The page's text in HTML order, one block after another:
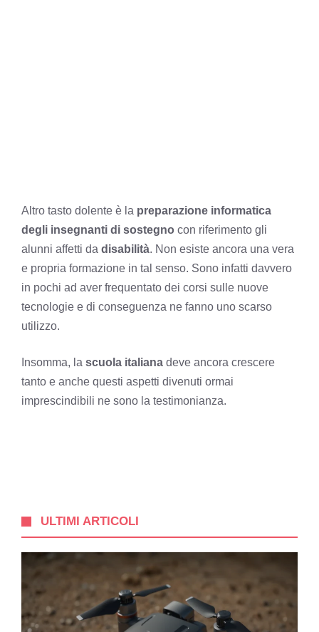
Altro tasto dolente è la preparazione informatica
degli insegnanti di sostegno con riferimento gli
alunni affetti da disabilità. Non esiste ancora una vera
e propria formazione in tal senso. Sono infatti davvero
in pochi ad aver frequentato dei corsi sulle nuove
tecnologie e di conseguenza ne fanno uno scarso
utilizzo.
Insomma, la scuola italiana deve ancora crescere
tanto e anche questi aspetti divenuti ormai
imprescindibili ne sono la testimonianza.
ULTIMI ARTICOLI